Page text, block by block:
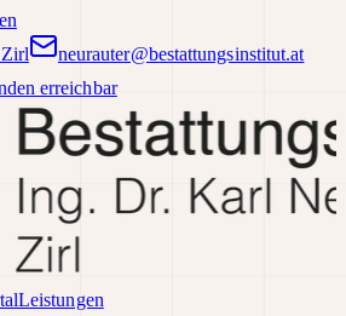
Zirl
neurauter@bestattungsinstitut.at
erreichbar
Leistungen